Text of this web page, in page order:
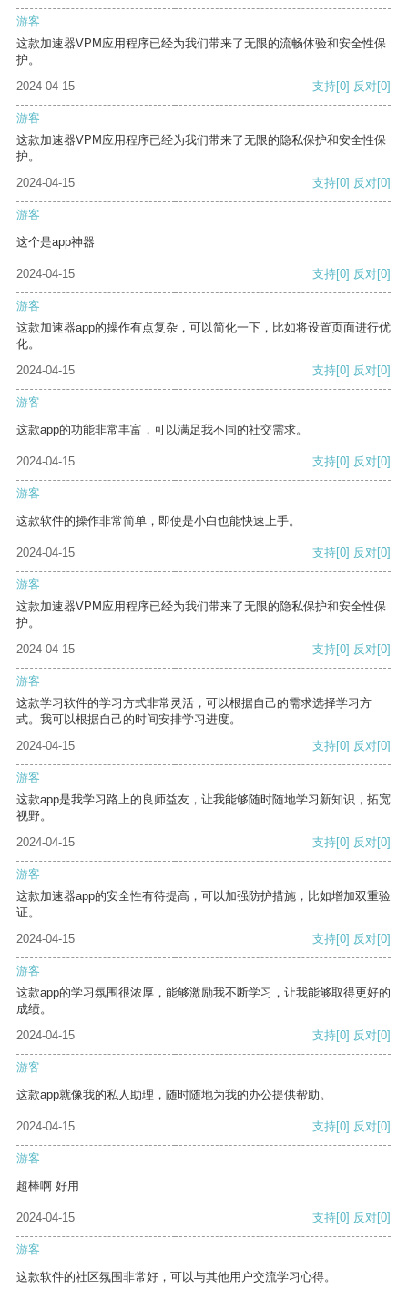
游客
这款加速器VPM应用程序已经为我们带来了无限的流畅体验和安全性保
护。
2024-04-15
支持[0] 反对[0]
游客
这款加速器VPM应用程序已经为我们带来了无限的隐私保护和安全性保
护。
2024-04-15
支持[0] 反对[0]
游客
这个是app神器
2024-04-15 支持[0] 反对[0]
游客
这款加速器app的操作有点复杂，可以简化一下，比如将设置页面进行优
化。
2024-04-15
支持[0] 反对[0]
游客
这款app的功能非常丰富，可以满足我不同的社交需求。
2024-04-15 支持[0] 反对[0]
游客
这款软件的操作非常简单，即使是小白也能快速上手。
2024-04-15 支持[0] 反对[0]
游客
这款加速器VPM应用程序已经为我们带来了无限的隐私保护和安全性保
护。
2024-04-15
支持[0] 反对[0]
游客
这款学习软件的学习方式非常灵活，可以根据自己的需求选择学习方
式。我可以根据自己的时间安排学习进度。
2024-04-15
支持[0] 反对[0]
游客
这款app是我学习路上的良师益友，让我能够随时随地学习新知识，拓宽
视野。
2024-04-15
支持[0] 反对[0]
游客
这款加速器app的安全性有待提高，可以加强防护措施，比如增加双重验
证。
2024-04-15
支持[0] 反对[0]
游客
这款app的学习氛围很浓厚，能够激励我不断学习，让我能够取得更好的
成绩。
2024-04-15
支持[0] 反对[0]
游客
这款app就像我的私人助理，随时随地为我的办公提供帮助。
2024-04-15 支持[0] 反对[0]
游客
超棒啊 好用
2024-04-15 支持[0] 反对[0]
游客
这款软件的社区氛围非常好，可以与其他用户交流学习心得。